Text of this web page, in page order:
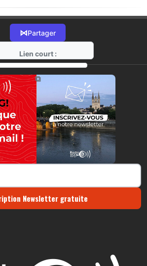
⋈Partager
Lien court :
https://radio-g.fr?9345
⧉
Newsletter gratuite